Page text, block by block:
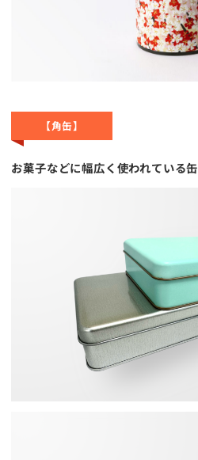
【角缶】
お菓子などに幅広く使われている缶